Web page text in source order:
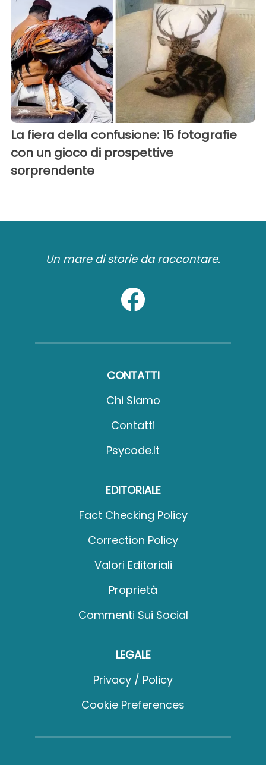
La fiera della confusione: 15 fotografie
con un gioco di prospettive
sorprendente
Un mare di storie da raccontare.
CONTATTI
Chi Siamo
Contatti
Psycode.it
EDITORIALE
Fact Checking Policy
Correction Policy
Valori Editoriali
Proprietà
Commenti Sui Social
LEGALE
Privacy / Policy
Cookie Preferences